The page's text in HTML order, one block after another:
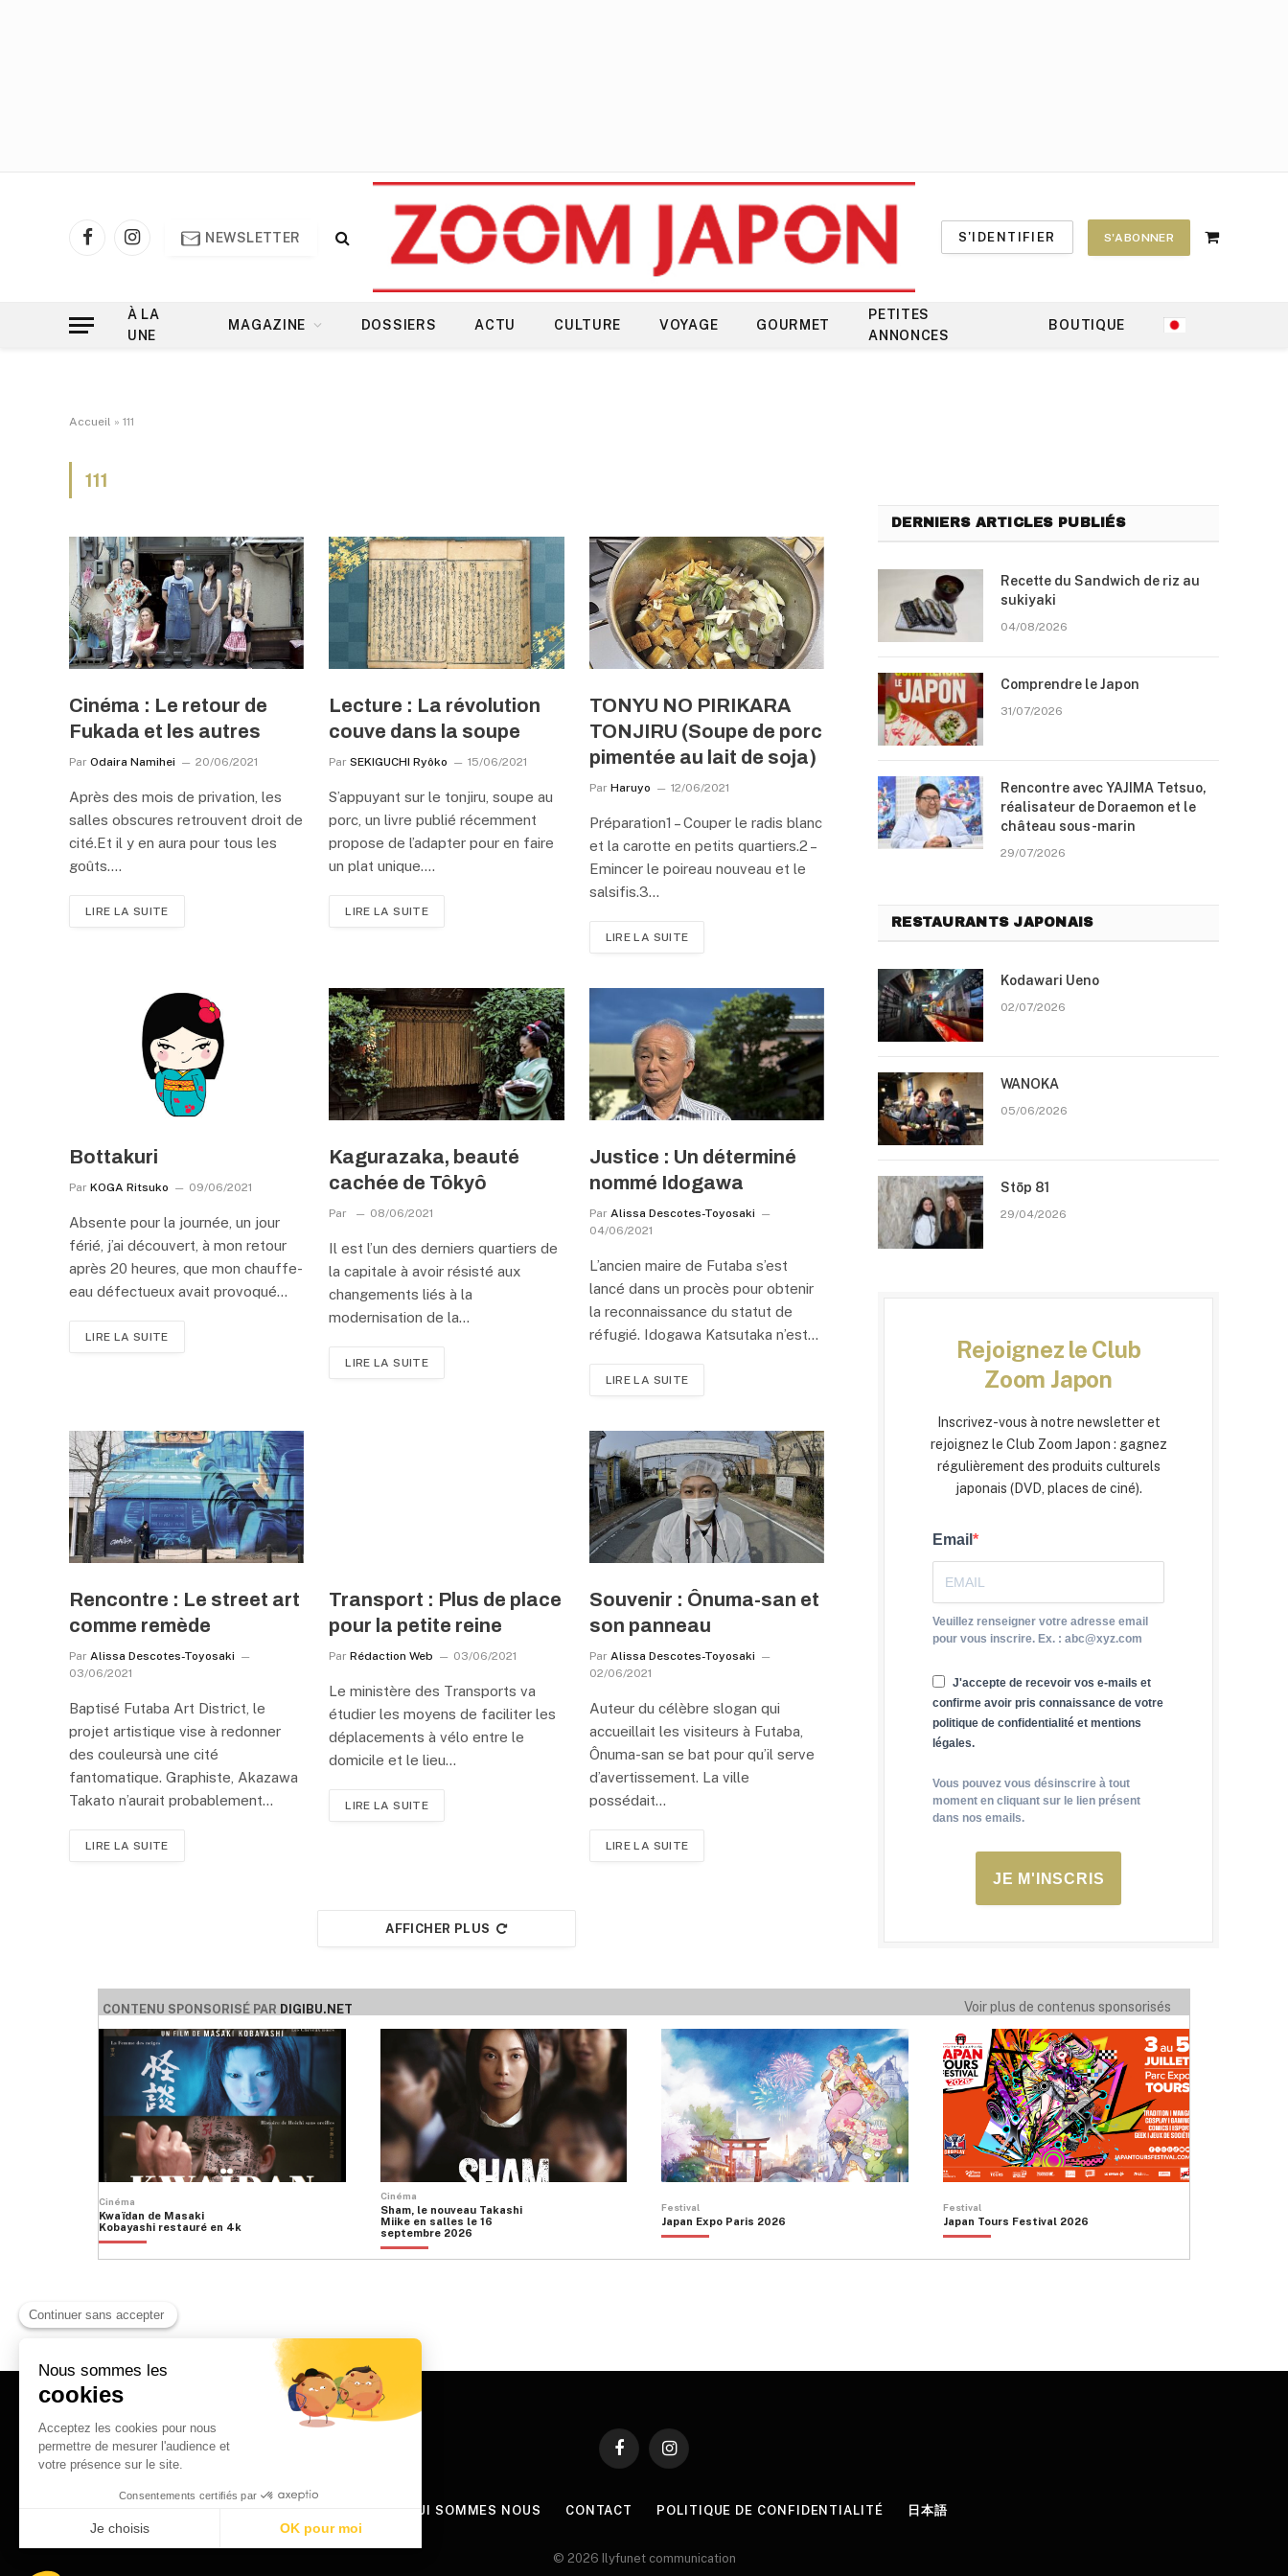
FacebookInstagram
NEWSLETTER S'IDENTIFIER S'ABONNER
Shopping
À LA
UNE
MAGAZINE DOSSIERS ACTU CULTURE VOYAGE GOURMET
PETITES
ANNONCES
BOUTIQUE
Accueil » 111
111
Cinéma : Le retour de
Fukada et les autres
Par Odaira Namihei 20/06/2021
Après des mois de privation, les
salles obscures retrouvent droit de
cité.Et il y en aura pour tous les
goûts.…
LIRE LA SUITE
Lecture : La révolution
couve dans la soupe
Par SEKIGUCHI Ryôko 15/06/2021
S’appuyant sur le tonjiru, soupe au
porc, un livre publié récemment
propose de l’adapter pour en faire
un plat unique.…
LIRE LA SUITE
TONYU NO PIRIKARA
TONJIRU (Soupe de porc
pimentée au lait de soja)
Par Haruyo 12/06/2021
Préparation1 – Couper le radis blanc
et la carotte en petits quartiers.2 –
Emincer le poireau nouveau et le
salsifis.3…
LIRE LA SUITE
Bottakuri
Par KOGA Ritsuko 09/06/2021
Absente pour la journée, un jour
férié, j’ai découvert, à mon retour
après 20 heures, que mon chauffe-
eau défectueux avait provoqué…
LIRE LA SUITE
Kagurazaka, beauté
cachée de Tôkyô
Par 08/06/2021
Il est l’un des derniers quartiers de
la capitale à avoir résisté aux
changements liés à la
modernisation de la…
LIRE LA SUITE
Justice : Un déterminé
nommé Idogawa
Par Alissa Descotes-Toyosaki
04/06/2021
L’ancien maire de Futaba s’est
lancé dans un procès pour obtenir
la reconnaissance du statut de
réfugié. Idogawa Katsutaka n’est…
LIRE LA SUITE
Rencontre : Le street art
comme remède
Par Alissa Descotes-Toyosaki
03/06/2021
Baptisé Futaba Art District, le
projet artistique vise à redonner
des couleursà une cité
fantomatique. Graphiste, Akazawa
Takato n’aurait probablement…
LIRE LA SUITE
Transport : Plus de place
pour la petite reine
Par Rédaction Web 03/06/2021
Le ministère des Transports va
étudier les moyens de faciliter les
déplacements à vélo entre le
domicile et le lieu…
LIRE LA SUITE
Souvenir : Ônuma-san et
son panneau
Par Alissa Descotes-Toyosaki
02/06/2021
Auteur du célèbre slogan qui
accueillait les visiteurs à Futaba,
Ônuma-san se bat pour qu’il serve
d’avertissement. La ville
possédait…
LIRE LA SUITE
AFFICHER PLUS
DERNIERS ARTICLES PUBLIÉS
Recette du Sandwich de riz au
sukiyaki
04/08/2026
Comprendre le Japon
31/07/2026
Rencontre avec YAJIMA Tetsuo,
réalisateur de Doraemon et le
château sous-marin
29/07/2026
RESTAURANTS JAPONAIS
Kodawari Ueno
02/07/2026
WANOKA
05/06/2026
Stōp 81
29/04/2026
Rejoignez le Club
Zoom Japon
Inscrivez-vous à notre newsletter et
rejoignez le Club Zoom Japon : gagnez
régulièrement des produits culturels
japonais (DVD, places de ciné).
Email
Veuillez renseigner votre adresse email
pour vous inscrire. Ex. : abc@xyz.com
J'accepte de recevoir vos e-mails et
confirme avoir pris connaissance de votre
politique de confidentialité et mentions
légales.
Vous pouvez vous désinscrire à tout
moment en cliquant sur le lien présent
dans nos emails.
JE M'INSCRIS
CONTENU SPONSORISÉ PAR DIGIBU.NET Voir plus de contenus sponsorisés
Cinéma
Kwaïdan de Masaki
Kobayashi restauré en 4k
Cinéma
Sham, le nouveau Takashi
Miike en salles le 16
septembre 2026
Festival
Japan Expo Paris 2026
Festival
Japan Tours Festival 2026
FacebookInstagram
QUI SOMMES NOUS CONTACT POLITIQUE DE CONFIDENTIALITÉ 日本語
© 2026 Ilyfunet communication